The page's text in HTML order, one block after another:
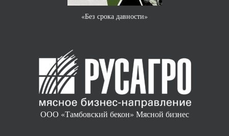
«Без срока давности»
ООО «Тамбовский бекон» Мясной бизнес